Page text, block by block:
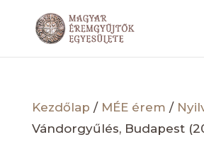
Kezdőlap / MÉE érem /
Vándorgyűlés, Budapest